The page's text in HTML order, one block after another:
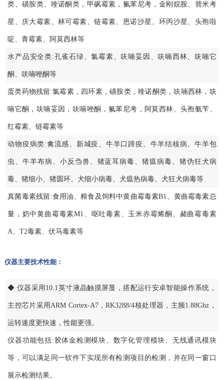
类、磺胺类、喹诺酮类，甲砜霉素，氟苯尼考，金刚烷胺、替米考
星、庆大霉素、林可霉素、链霉素、恩诺沙星、环丙沙星、头孢啦
啶、青霉素、阿莫西林等
水产品安全类:孔雀石绿、氯霉素、呋喃妥因、呋喃西林、呋喃它
酮、呋喃唑酮等
蛋类药物残留:氯霉素，四环素，磺胺类，喹诺酮类，呋喃西林，呋
喃它酮，呋喃妥因，呋喃唑酮，氟苯尼考，阿莫西林、头孢氨苄、
红霉素、链霉素等
动物疫病类:禽流感、新城疫、牛羊口蹄疫、牛羊结核病、牛羊包
虫、牛羊布病、小反刍兽、猪蓝耳病毒、猪瘟病毒、猪伪狂犬病
毒、猪细小、猪圆环、犬细小病毒、犬瘟热病毒、犬狂犬病毒等
真菌毒素残留:食用油、粮食及饲料中黄曲霉毒素B1、黄曲霉毒素总
量，奶中黄曲霉毒素M1、呕吐毒素、玉米赤霉烯酮、赭曲霉毒素
A、T2毒素、伏马毒素等
仪器主要技术性能：
◆ 仪器采用10.1英寸液晶触摸屏显，搭配运行安卓智能操作系统，
主控芯片采用ARM Cortex-A7，RK3288/4核处理器，主频1.88Ghz，
运转速度更快速，性能更强。
仪器功能包括:胶体金检测模块、数字化管理模块、无线通讯模块
等，可以满足同一软件下实现所有检测项目的检测，并在同一窗口
展示检测结果。